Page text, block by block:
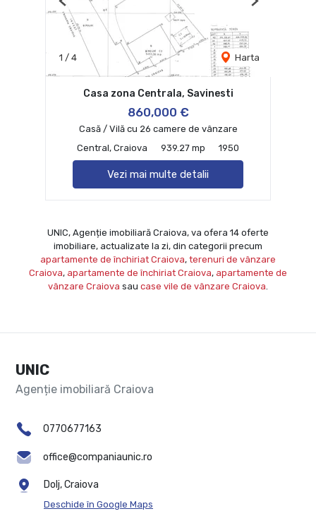
1 / 4 Harta
Previous Next
Casa zona Centrala, Savinesti
860,000 €
Casă / Vilă cu 26 camere de vânzare
Central, Craiova
939.27 mp 1950
Vezi mai multe detalii
UNIC, Agenție imobiliară Craiova, va ofera 14 oferte
imobiliare, actualizate la zi, din categorii precum
apartamente de închiriat Craiova, terenuri de vânzare
Craiova, apartamente de închiriat Craiova, apartamente de
vânzare Craiova sau case vile de vânzare Craiova.
UNIC
Agenție imobiliară Craiova
0770677163
office@companiaunic.ro
Dolj, Craiova
Deschide în Google Maps